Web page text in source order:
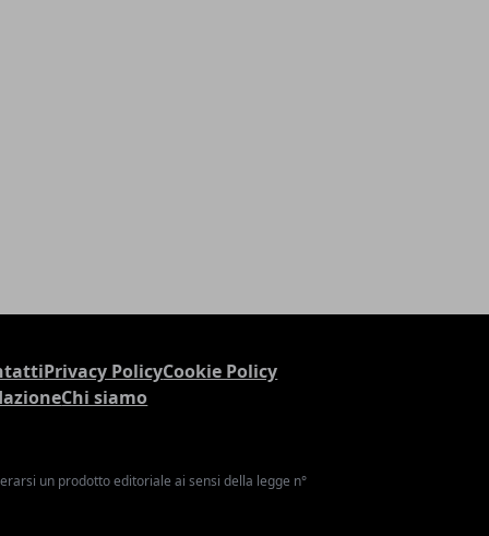
Privacy PolicyCookie Policy
Chi siamo
un prodotto editoriale ai sensi della legge n°